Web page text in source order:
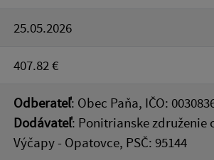
25.05.2026
407.82 €
Odberateľ: Obec Paňa, IČO:
Dodávateľ: Ponitrianske združenie
Výčapy - Opatovce, PSČ: 95144